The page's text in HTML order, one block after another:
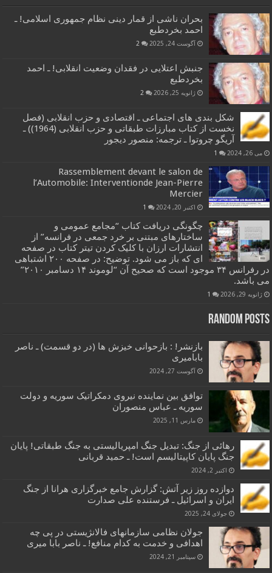
بحران ناشی از قمار دینی نظام جمهوری اسلامی! ـ
احمد بخردطبع
آگوست 24, 2025 2
جنبش اعتلایی در فقدان وضعیت انقلابی! ـ احمد
بخردطبع
ژانویه 25, 2026 2
شکل بندی های اجتماعی ـ اقتصادی و حزب انقلابی (فصل
نخست از کتاب مبارزات طبقاتی و حزب انقلابی (1964)) ـ
آریگو چروتوا ـ ترجمه: منصور دیجور
می 26, 2024 1
Rassemblement devant le salon de
l’Automobile: Interventionde Jean-Pierre
Mercier
اکتبر 20, 2024 1
چگونگی دریافت کتاب “مجامع عمومی و
ساختارهای مبتنی بر خرد جمعی در فرانسه” از
انتشارات ارزان با کلیک کردن تیتر کتاب در صفحه
ای که باز می شود. توضیح: در صفحه ۲۰۰ اشتباهی
در رفرانس ۳۴ موجود است که صحیح آن “لوموند ۱۴ دسامبر ۲۰۱۰”
می باشد.
ژانویه 29, 2026 1
Random Posts
بازنشر! : بازحوانی خیزش ها (در دو قسمت) ـ ناصر
بابامیری
آگوست 27, 2024
توافق بین نماینده نیروی دمکراتیک سوریه و دولت
سوریه ـ عباس منصوران
مارس 11, 2025
رهائی از جنگ: تبدیل جنگ امپریالیستی به جنگ طبقاتی! پایان
جنگ پایان کاپیتالیسم است! ـ حمید قربانی
اکتبر 2, 2024
دوازده روز زیر آتش: گزارش جامع خبرگزاری هرانا از جنگ
ایران و اسرائیل ـ فرستنده علی صدارت
جولای 24, 2025
جولان نظامی سازمانهای فالانژیستی در پی چه
اهدافی و خدمت به کدام منافع! ـ ناصر بابا میری
سپتامبر 21, 2024